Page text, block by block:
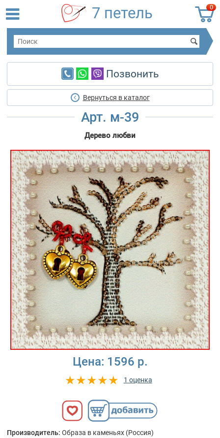
0
7 петель
Позвонить
Вернуться в каталог
Арт. м-39
Дерево любви
Цена: 1596 р.
1 оценка
Производитель: Образа в каменьях (Россия)